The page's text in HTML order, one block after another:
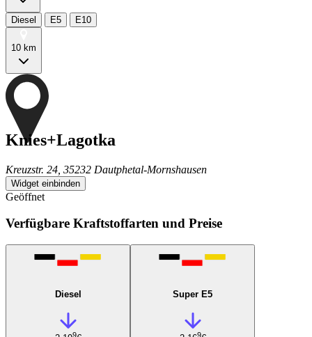
Diesel E5 E10
10 km
Knies+Lagotka
Kreuzstr. 24, 35232 Dautphetal-Mornshausen
Widget einbinden
Geöffnet
Verfügbare Kraftstoffarten und Preise
Diesel
9
Super E5
9